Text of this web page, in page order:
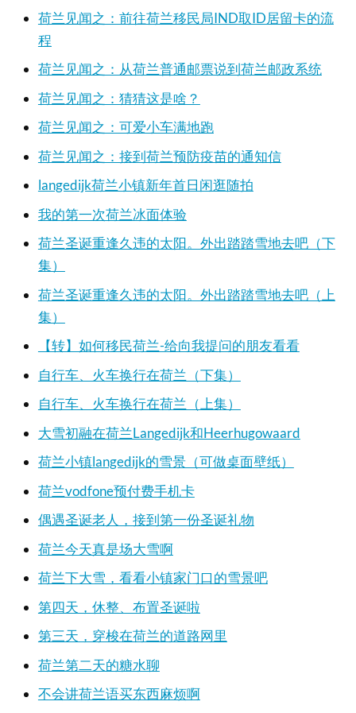
荷兰见闻之：前往荷兰移民局IND取ID居留卡的流
程
荷兰见闻之：从荷兰普通邮票说到荷兰邮政系统
荷兰见闻之：猜猜这是啥？
荷兰见闻之：可爱小车满地跑
荷兰见闻之：接到荷兰预防疫苗的通知信
langedijk荷兰小镇新年首日闲逛随拍
我的第一次荷兰冰面体验
荷兰圣诞重逢久违的太阳。外出踏踏雪地去吧（下
集）
荷兰圣诞重逢久违的太阳。外出踏踏雪地去吧（上
集）
【转】如何移民荷兰-给向我提问的朋友看看
自行车、火车换行在荷兰（下集）
自行车、火车换行在荷兰（上集）
大雪初融在荷兰Langedijk和Heerhugowaard
荷兰小镇langedijk的雪景（可做桌面壁纸）
荷兰vodfone预付费手机卡
偶遇圣诞老人，接到第一份圣诞礼物
荷兰今天真是场大雪啊
荷兰下大雪，看看小镇家门口的雪景吧
第四天，休整、布置圣诞啦
第三天，穿梭在荷兰的道路网里
荷兰第二天的糖水聊
不会讲荷兰语买东西麻烦啊